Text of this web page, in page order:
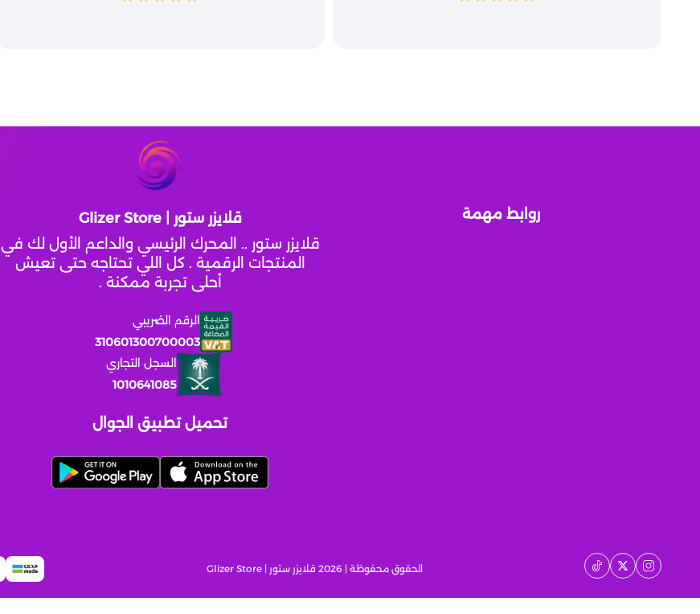
قلايزر ستور | Glizer Store
قلايزر ستور .. المحرك الرئيسي والداعم الأول لك في
المنتجات الرقمية . كل اللي تحتاجه حتى تعيش
أحلى تجربة ممكنة .
الرقم الضريبي
310601300700003
السجل التجاري
1010641085
روابط مهمة
تحميل تطبيق الجوال
الحقوق محفوظة | 2026 قلايزر ستور | Glizer Store